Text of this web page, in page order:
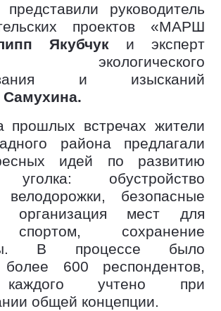
представили руководитель
проектов «МАРШ
Якубчук и эксперт
экологического
и изысканий
Самухина.
встречах жители
района предлагали
идей по развитию
уголка: обустройство
велодорожки, безопасные
организация мест для
спортом, сохранение
В процессе было
600 респондентов,
учтено при
общей концепции.